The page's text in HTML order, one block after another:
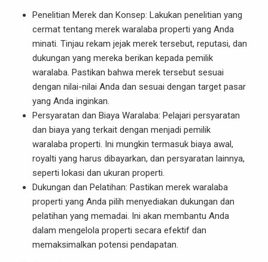
Penelitian Merek dan Konsep: Lakukan penelitian yang
cermat tentang merek waralaba properti yang Anda
minati. Tinjau rekam jejak merek tersebut, reputasi, dan
dukungan yang mereka berikan kepada pemilik
waralaba. Pastikan bahwa merek tersebut sesuai
dengan nilai-nilai Anda dan sesuai dengan target pasar
yang Anda inginkan.
Persyaratan dan Biaya Waralaba: Pelajari persyaratan
dan biaya yang terkait dengan menjadi pemilik
waralaba properti. Ini mungkin termasuk biaya awal,
royalti yang harus dibayarkan, dan persyaratan lainnya,
seperti lokasi dan ukuran properti.
Dukungan dan Pelatihan: Pastikan merek waralaba
properti yang Anda pilih menyediakan dukungan dan
pelatihan yang memadai. Ini akan membantu Anda
dalam mengelola properti secara efektif dan
memaksimalkan potensi pendapatan.